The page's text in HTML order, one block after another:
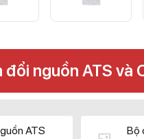
đổi nguồn ATS và
ATS
Bộ